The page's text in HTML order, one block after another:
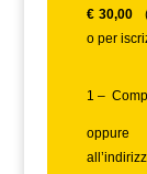
€ 30,00
o per
1 –